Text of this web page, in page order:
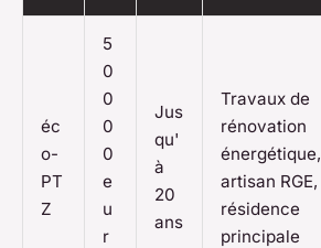
éc
o-
PT
Z
5
0
0
0
0
e
u
r
Jus
qu'
à
20
ans
Travaux de
rénovation
énergétique,
artisan RGE,
résidence
principale